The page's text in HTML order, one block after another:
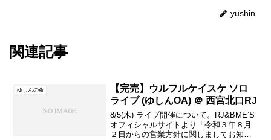
yushin
関連記事
ゆしんの夜
【完売】ウルフルケイスケ ソロ
ライブ (ゆしんOA) ＠ 西宮北口RJ
8/5(木) ライブ開催について。RJ&BME’S
オフィシャルサイトより「令和３年８月
２日からの営業方針に関しましてお知ら